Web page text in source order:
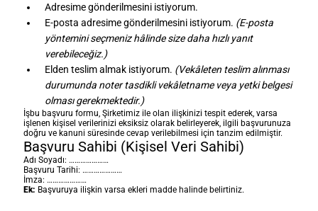
Adresime gönderilmesini istiyorum.
E-posta adresime gönderilmesini istiyorum. (E-posta
yöntemini seçmeniz hâlinde size daha hızlı yanıt
verebileceğiz.)
Elden teslim almak istiyorum. (Vekâleten teslim alınması
durumunda noter tasdikli vekâletname veya yetki belgesi
olması gerekmektedir.)
İşbu başvuru formu, Şirketimiz ile olan ilişkinizi tespit ederek, varsa
işlenen kişisel verilerinizi eksiksiz olarak belirleyerek, ilgili başvurunuza
doğru ve kanuni süresinde cevap verilebilmesi için tanzim edilmiştir.
Başvuru Sahibi (Kişisel Veri Sahibi)
Adı Soyadı: …………………
Başvuru Tarihi: …………………
İmza: …………………
Ek: Başvuruya ilişkin varsa ekleri madde halinde belirtiniz.